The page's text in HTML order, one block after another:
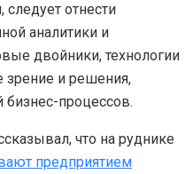
следует отнести
аналитики и
двойники, технологии
зрение и решения,
процессов.
что на руднике
предприятием